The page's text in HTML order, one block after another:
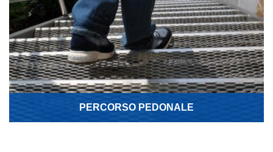
PERCORSO PEDONALE